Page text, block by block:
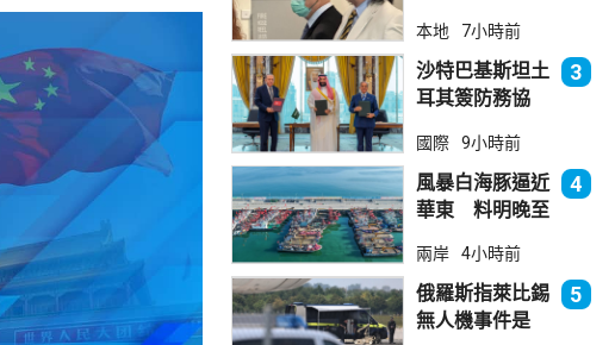
委會繼續聆訊
本地 7小時前
沙特巴基斯坦土
耳其簽防務協
林團結
3
國際 9小時前
風暴白海豚逼近
華東 料明晚至
帶
4
兩岸 4小時前
俄羅斯指萊比錫
無人機事件是
5